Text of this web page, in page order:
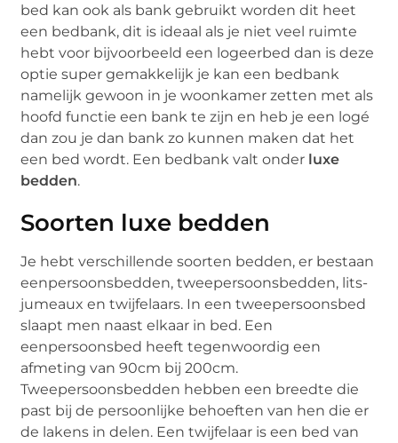
bed kan ook als bank gebruikt worden dit heet
een bedbank, dit is ideaal als je niet veel ruimte
hebt voor bijvoorbeeld een logeerbed dan is deze
optie super gemakkelijk je kan een bedbank
namelijk gewoon in je woonkamer zetten met als
hoofd functie een bank te zijn en heb je een logé
dan zou je dan bank zo kunnen maken dat het
een bed wordt. Een bedbank valt onder luxe
bedden.
Soorten luxe bedden
Je hebt verschillende soorten bedden, er bestaan
eenpersoonsbedden, tweepersoonsbedden, lits-
jumeaux en twijfelaars. In een tweepersoonsbed
slaapt men naast elkaar in bed. Een
eenpersoonsbed heeft tegenwoordig een
afmeting van 90cm bij 200cm.
Tweepersoonsbedden hebben een breedte die
past bij de persoonlijke behoeften van hen die er
de lakens in delen. Een twijfelaar is een bed van